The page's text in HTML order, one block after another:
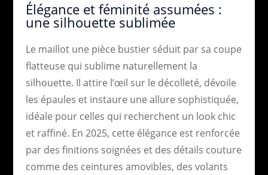
Élégance et féminité assumées :
une silhouette sublimée
Le maillot une pièce bustier séduit par sa coupe
flatteuse qui sublime naturellement la
silhouette. Il attire l’œil sur le décolleté, dévoile
les épaules et instaure une allure sophistiquée,
idéale pour celles qui recherchent un look chic
et raffiné. En 2025, cette élégance est renforcée
par des finitions soignées et des détails couture
comme des ceintures amovibles, des volants